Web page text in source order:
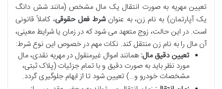
تعیین مهریه به صورت انتقال یک مال مشخص (مانند شش دانگ
یک آپارتمان) به نام زن، به عنوانشرط فعل حقوقی، کاملاً قانونی
است. در این حالت، زوج متعهد می شود که در زمان یا شرایط معینی،
آن مال را به نام زن منتقل کند. نکات مهم در خصوص این نوع شرط:
تعیین دقیق مال: همانند اموال غیرمنقول در مهریه نقدی، مال
مورد نظر باید به صورت دقیق و با تمام جزئیات (پلاک ثبتی،
مشخصات خودرو و…) تعیین شود تا از ابهام جلوگیری گردد.